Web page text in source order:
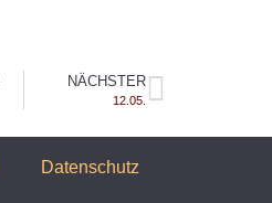
NÄCHSTER
12.05.
Datenschutz